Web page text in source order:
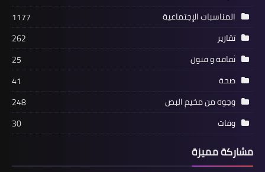
🍇فوائد الزبيب 🍇
المناسبات الإجتماعية
1177
تقارير
262
ثفافة و فنون
25
صحة
41
وجوه من مخيم البص
248
وفات
30
مشاركة مميزة